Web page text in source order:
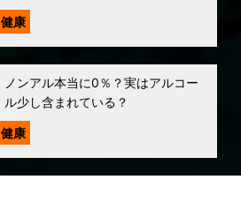
健康
ノンアル本当に0％？実はアルコー
ル少し含まれている？
健康